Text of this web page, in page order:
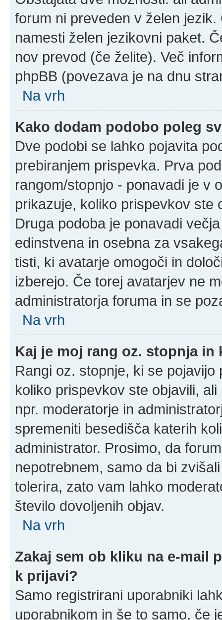
forum ni preveden v želen
namesti želen jezikovni paket.
nov prevod (če želite). Več
phpBB (povezava je na dnu
Na vrh
Kako dodam podobo poleg
Dve podobi se lahko pojavita
prebiranjem prispevka. Prva
rangom/stopnjo - ponavadi je v
prikazuje, koliko prispevkov ste
Druga podoba je ponavadi
edinstvena in osebna za
tisti, ki avatarje omogoči in
izberejo. Če torej avatarjev ne
administratorja foruma in se
Na vrh
Kaj je moj rang oz. stopnja in
Rangi oz. stopnje, ki se
koliko prispevkov ste objavili,
npr. moderatorje in
spremeniti besedišča katerih
administrator. Prosimo, da
nepotrebnem, samo da bi
tolerira, zato vam lahko
število dovoljenih objav.
Na vrh
Zakaj sem ob kliku na e-mail
k prijavi?
Samo registrirani uporabniki
uporabnikom in še to samo, če